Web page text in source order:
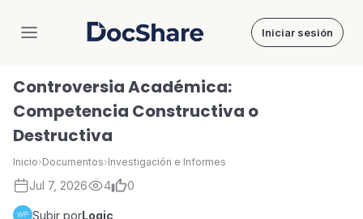
DocShare Iniciar sesión
Controversia Académica:
Competencia Constructiva o
Destructiva
Inicio›Documentos›Investigación e Informes
Jul 7, 2026 4 0
Subir porLogic